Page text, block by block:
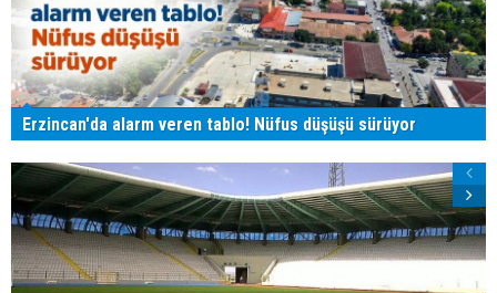
Erzincan'da alarm veren tablo! Nüfus düşüşü sürüyor